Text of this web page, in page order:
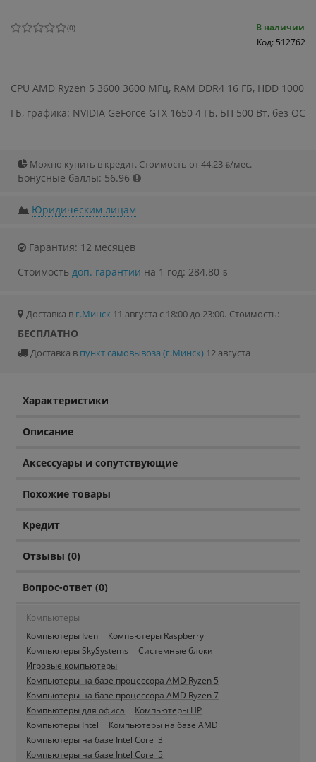
(0)
В наличии
Код: 512762
CPU AMD Ryzen 5 3600 3600 МГц, RAM DDR4 16 ГБ, HDD 1000
ГБ, графика: NVIDIA GeForce GTX 1650 4 ГБ, БП 500 Вт, без ОС
Можно купить в кредит. Стоимость от 44.23 ƃ/мec.
Бонусные баллы: 56.96
Юридическим лицам
Гарантия: 12 месяцев
Стоимость доп. гарантии на 1 год: 284.80 ƃ
Доставка в г.Минск 11 августа с 18:00 до 23:00. Стоимость:
БЕСПЛАТНО
Доставка в пункт самовывоза (г.Минск) 12 августа
Характеристики
Описание
Аксессуары и сопутствующие
Похожие товары
Кредит
Отзывы (0)
Вопрос-ответ (0)
Компьютеры
Компьютеры Iven
Компьютеры Raspberry
Компьютеры SkySystems
Системные блоки
Игровые компьютеры
Компьютеры на базе процессора AMD Ryzen 5
Компьютеры на базе процессора AMD Ryzen 7
Компьютеры для офиса
Компьютеры HP
Компьютеры Intel
Компьютеры на базе AMD
Компьютеры на базе Intel Core i3
Компьютеры на базе Intel Core i5